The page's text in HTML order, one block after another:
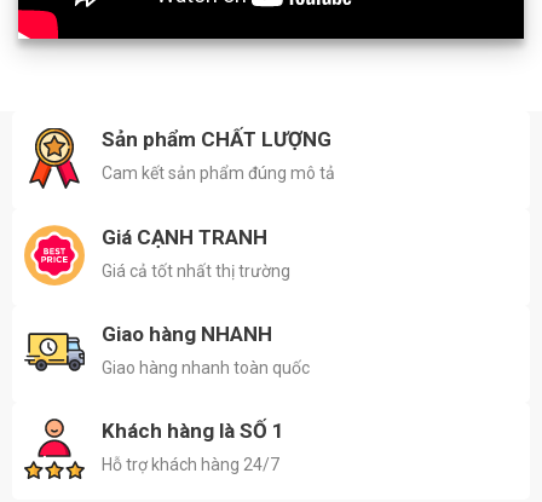
Sản phẩm CHẤT LƯỢNG
Cam kết sản phẩm đúng mô tả
Giá CẠNH TRANH
Giá cả tốt nhất thị trường
Giao hàng NHANH
Giao hàng nhanh toàn quốc
Khách hàng là SỐ 1
Hỗ trợ khách hàng 24/7